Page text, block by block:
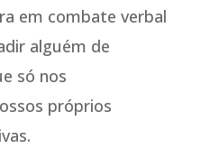
em combate verbal
alguém de
só nos
próprios